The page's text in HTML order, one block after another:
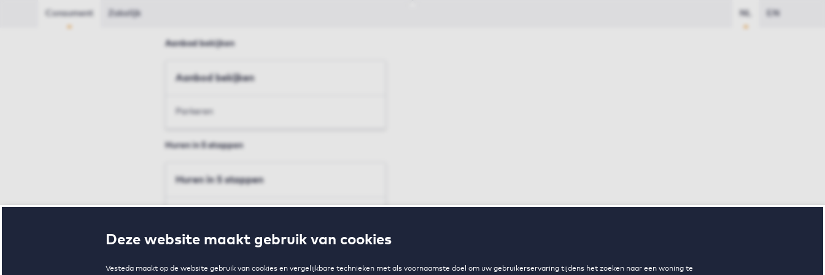
Deze website maakt gebruik van cookies
Vesteda maakt op de website gebruik van cookies en vergelijkbare technieken met als voornaamste doel om uw gebruikerservaring tijdens het zoeken naar een woning te
Consument Zakelijk NL EN
Aanbod bekijken
Aanbod bekijken
Parkeren
Huren in 5 stappen
Huren in 5 stappen
Voorwaarden en toewijzing